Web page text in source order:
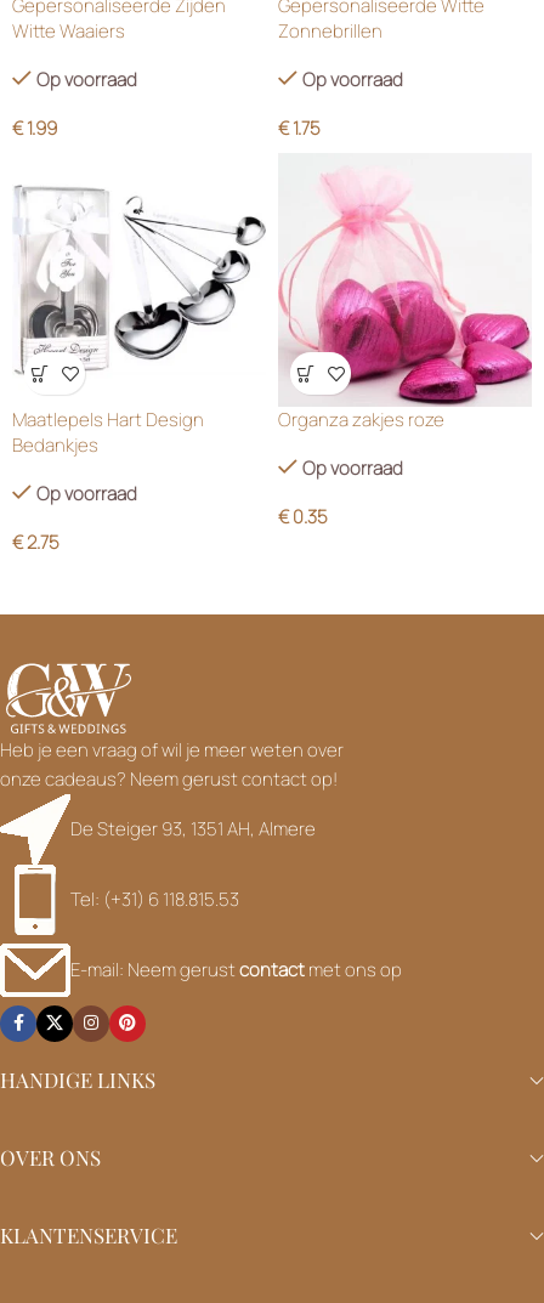
Gepersonaliseerde Zijden
Witte Waaiers
Op voorraad
€1.99
Gepersonaliseerde Witte
Zonnebrillen
Op voorraad
€1.75
Wensenlijst
Maatlepels Hart Design
Bedankjes
Op voorraad
€2.75
Wensenlijst
Organza zakjes roze
Op voorraad
€0.35
Heb je een vraag of wil je meer weten over
onze cadeaus? Neem gerust contact op!
De Steiger 93, 1351 AH, Almere
Tel: (+31) 6 118.815.53
E-mail: Neem gerustcontactmet ons op
HANDIGE LINKS
OVER ONS
KLANTENSERVICE